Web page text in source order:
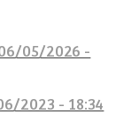
05/2026 -
2023 - 18:34